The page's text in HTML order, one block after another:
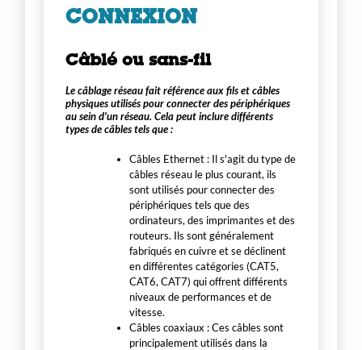
CONNEXION
Câblé ou sans-fil
Le câblage réseau fait référence aux fils et câbles
physiques utilisés pour connecter des périphériques
au sein d'un réseau. Cela peut inclure différents
types de câbles tels que :
Câbles Ethernet : Il s'agit du type de
câbles réseau le plus courant, ils
sont utilisés pour connecter des
périphériques tels que des
ordinateurs, des imprimantes et des
routeurs. Ils sont généralement
fabriqués en cuivre et se déclinent
en différentes catégories (CAT5,
CAT6, CAT7) qui offrent différents
niveaux de performances et de
vitesse.
Câbles coaxiaux : Ces câbles sont
principalement utilisés dans la